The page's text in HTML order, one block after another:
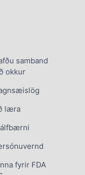
samband
okkur
læra
fyrir FDA